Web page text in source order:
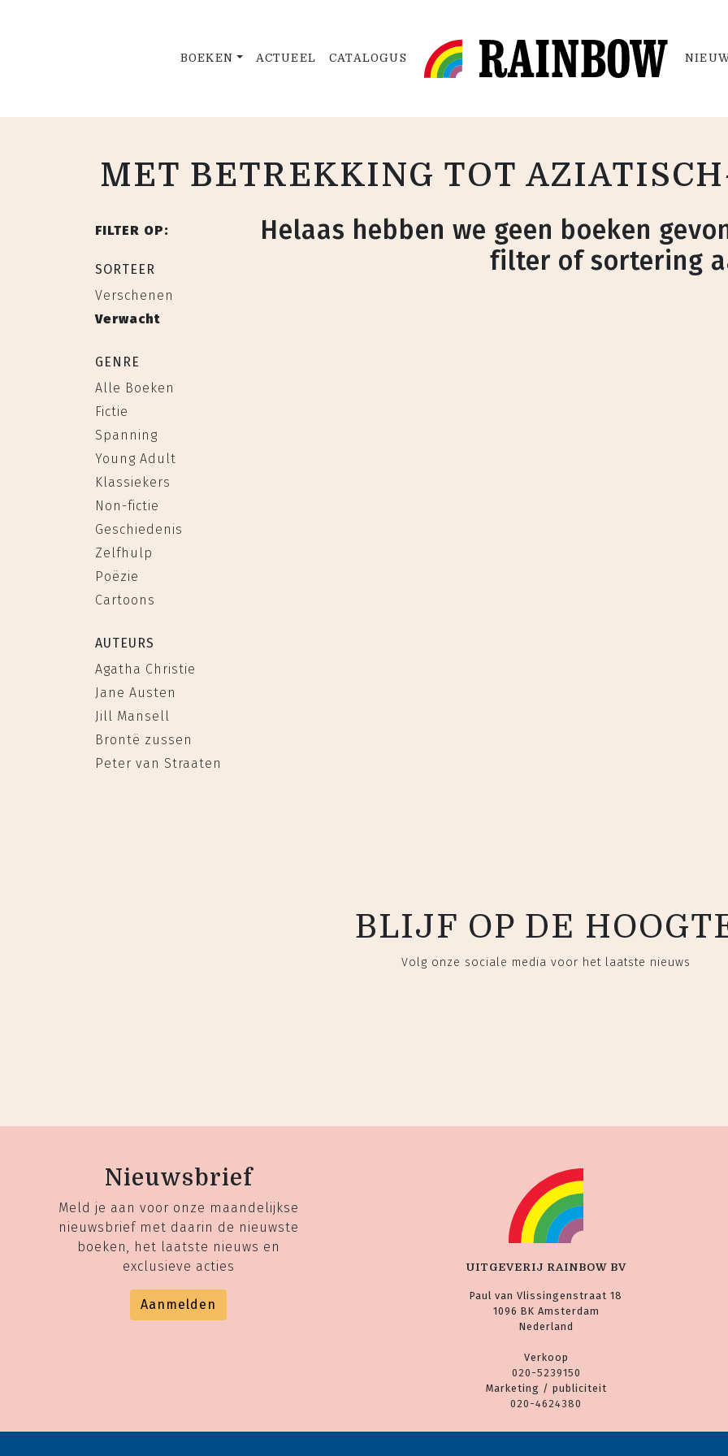
BOEKEN ACTUEEL CATALOGUS
MET BETREKKING TOT
FILTER OP:
SORTEER
Verschenen
Verwacht
GENRE
Alle Boeken
Fictie
Spanning
Young Adult
Klassiekers
Non-fictie
Geschiedenis
Zelfhulp
Poëzie
Cartoons
AUTEURS
Agatha Christie
Jane Austen
Jill Mansell
Brontë zussen
Peter van Straaten
Helaas hebben we geen boeken
filter of sortering
BLIJF OP DE
Volg onze sociale media voor het laatste nieuws
Nieuwsbrief
Meld je aan voor onze maandelijkse
nieuwsbrief met daarin de nieuwste
boeken, het laatste nieuws en
exclusieve acties
Aanmelden
UITGEVERIJ RAINBOW BV
Paul van Vlissingenstraat 18
1096 BK Amsterdam
Nederland
Verkoop
020-5239150
Marketing / publiciteit
020-4624380